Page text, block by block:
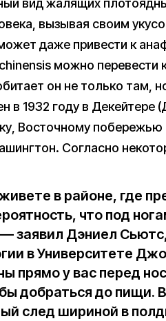
вид жалящих
вызывая своим
даже привести к
можно перевести
он не только там,
в 1932 году в Декейтере
Восточному побережью
Согласно
в районе, где
что под
заявил Дэниел
в Университете
прямо у вас перед
добраться до пищи.
след шириной в